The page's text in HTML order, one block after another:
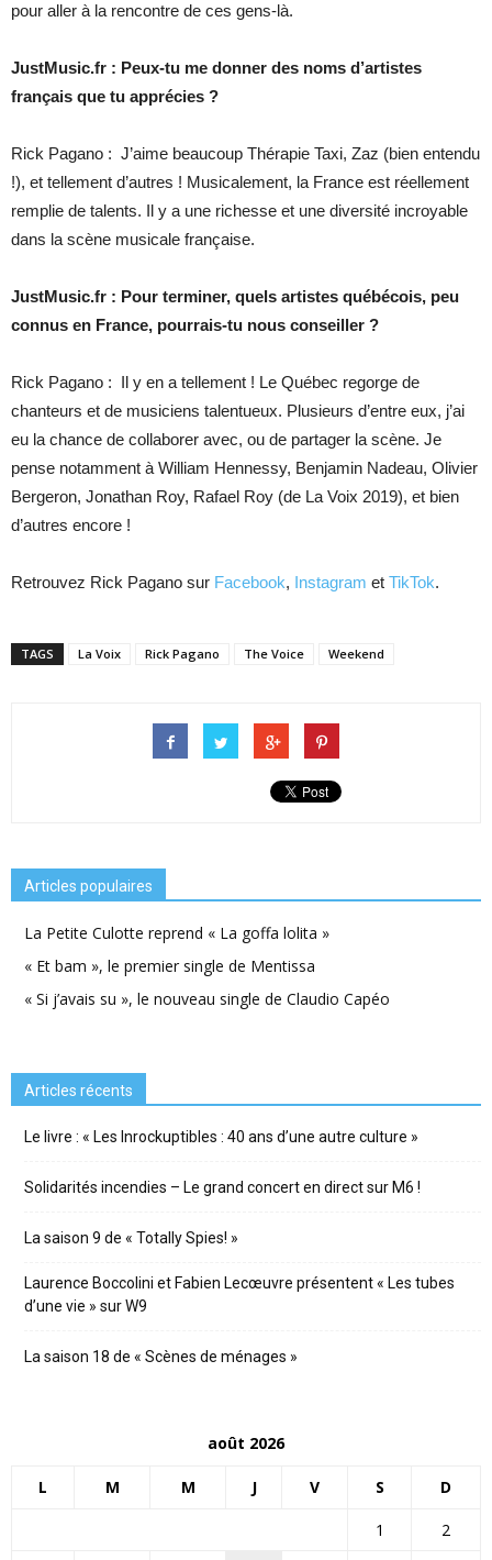
pour aller à la rencontre de ces gens-là.
JustMusic.fr : Peux-tu me donner des noms d’artistes
français que tu apprécies ?
Rick Pagano : J’aime beaucoup Thérapie Taxi, Zaz (bien entendu
!), et tellement d’autres ! Musicalement, la France est réellement
remplie de talents. Il y a une richesse et une diversité incroyable
dans la scène musicale française.
JustMusic.fr : Pour terminer, quels artistes québécois, peu
connus en France, pourrais-tu nous conseiller ?
Rick Pagano : Il y en a tellement ! Le Québec regorge de
chanteurs et de musiciens talentueux. Plusieurs d’entre eux, j’ai
eu la chance de collaborer avec, ou de partager la scène. Je
pense notamment à William Hennessy, Benjamin Nadeau, Olivier
Bergeron, Jonathan Roy, Rafael Roy (de La Voix 2019), et bien
d’autres encore !
Retrouvez Rick Pagano sur Facebook, Instagram et TikTok.
TAGS La Voix Rick Pagano The Voice Weekend
Articles populaires
La Petite Culotte reprend « La goffa lolita »
« Et bam », le premier single de Mentissa
« Si j’avais su », le nouveau single de Claudio Capéo
Articles récents
Le livre : « Les Inrockuptibles : 40 ans d’une autre culture »
Solidarités incendies – Le grand concert en direct sur M6 !
La saison 9 de « Totally Spies! »
Laurence Boccolini et Fabien Lecœuvre présentent « Les tubes
d’une vie » sur W9
La saison 18 de « Scènes de ménages »
août 2026
L M M J V S D
1
2